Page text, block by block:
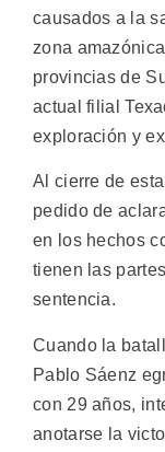
causados a la
zona
provincias de
actual filial
exploración y
Al cierre de
pedido de
en los hechos
tienen las
sentencia.
Cuando la
Pablo Sáenz
con 29 años,
anotarse la